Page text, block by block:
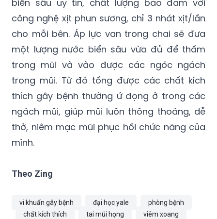
biển sâu uy tín, chất lượng bảo đảm với
công nghệ xịt phun sương, chỉ 3 nhát xịt/lần
cho mỗi bên. Áp lực van trong chai sẽ đưa
một lượng nước biển sâu vừa đủ để thấm
trong mũi và vào được các ngóc ngách
trong mũi. Từ đó tống được các chất kích
thích gây bệnh thường ứ đọng ở trong các
ngách mũi, giúp mũi luôn thông thoáng, dễ
thở, niêm mạc mũi phục hồi chức năng của
mình.
Theo Zing
vi khuẩn gây bệnh đại học yale
phòng bệnh
chất kích thích
tai mũi họng
viêm xoang